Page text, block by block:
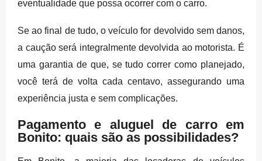
eventualidade que possa ocorrer com o carro.
Se ao final de tudo, o veículo for devolvido sem danos,
a caução será integralmente devolvida ao motorista. É
uma garantia de que, se tudo correr como planejado,
você terá de volta cada centavo, assegurando uma
experiência justa e sem complicações.
Pagamento e aluguel de carro em
Bonito: quais são as possibilidades?